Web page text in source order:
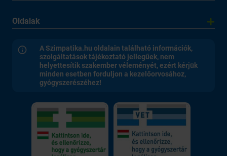
Oldalak
A Szimpatika.hu oldalain található információk,
szolgáltatások tájékoztató jellegűek, nem
helyettesítik szakember véleményét, ezért kérjük
minden esetben forduljon a kezelőorvosához,
gyógyszerészéhez!